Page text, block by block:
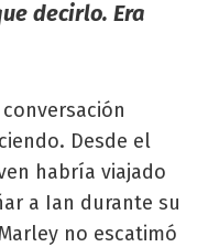
decirlo. Era
Desde el
habría viajado
a Ian durante su
no escatimó